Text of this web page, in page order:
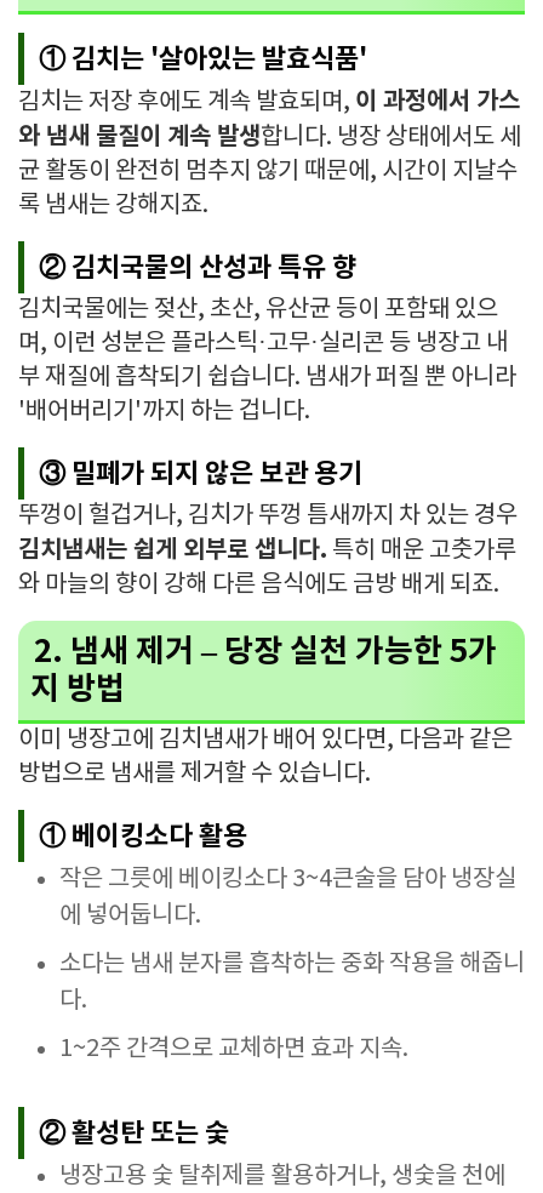
① 김치는 '살아있는 발효식품'
김치는 저장 후에도 계속 발효되며, 이 과정에서 가스
와 냄새 물질이 계속 발생합니다. 냉장 상태에서도 세
균 활동이 완전히 멈추지 않기 때문에, 시간이 지날수
록 냄새는 강해지죠.
② 김치국물의 산성과 특유 향
김치국물에는 젖산, 초산, 유산균 등이 포함돼 있으
며, 이런 성분은 플라스틱·고무·실리콘 등 냉장고 내
부 재질에 흡착되기 쉽습니다. 냄새가 퍼질 뿐 아니라
'배어버리기'까지 하는 겁니다.
③ 밀폐가 되지 않은 보관 용기
뚜껑이 헐겁거나, 김치가 뚜껑 틈새까지 차 있는 경우
김치냄새는 쉽게 외부로 샙니다. 특히 매운 고춧가루
와 마늘의 향이 강해 다른 음식에도 금방 배게 되죠.
2. 냄새 제거 – 당장 실천 가능한 5가
지 방법
이미 냉장고에 김치냄새가 배어 있다면, 다음과 같은
방법으로 냄새를 제거할 수 있습니다.
① 베이킹소다 활용
작은 그릇에 베이킹소다 3~4큰술을 담아 냉장실
에 넣어둡니다.
소다는 냄새 분자를 흡착하는 중화 작용을 해줍니
다.
1~2주 간격으로 교체하면 효과 지속.
② 활성탄 또는 숯
냉장고용 숯 탈취제를 활용하거나, 생숯을 천에